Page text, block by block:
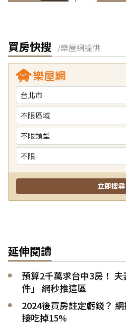
買房快搜 /樂屋網提供
延伸閱讀
預算2千萬求台中3房！
件」 網秒推這區
2024後買房註定虧錢？
接吃掉15%